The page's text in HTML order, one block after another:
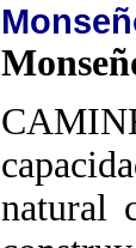
natural